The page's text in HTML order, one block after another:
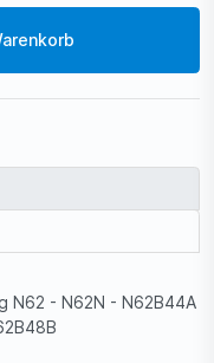
N62 - N62N - N62B44A